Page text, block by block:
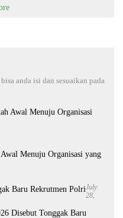
anda isi dan sesuaikan pada
Menuju Organisasi yang
July
28,
Disebut Tonggak Baru